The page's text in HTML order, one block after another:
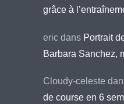
grâce à
eric dans Portrait
Barbara Sanchez,
Cloudy-celeste
de course en 6